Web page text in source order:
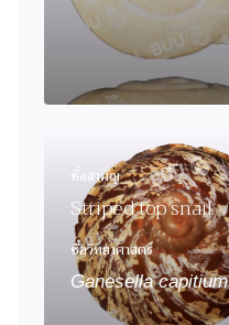
ชื่อสามัญ
Striped top snail
ชื่อวิทยาศาสตร์
Ganesella capitium